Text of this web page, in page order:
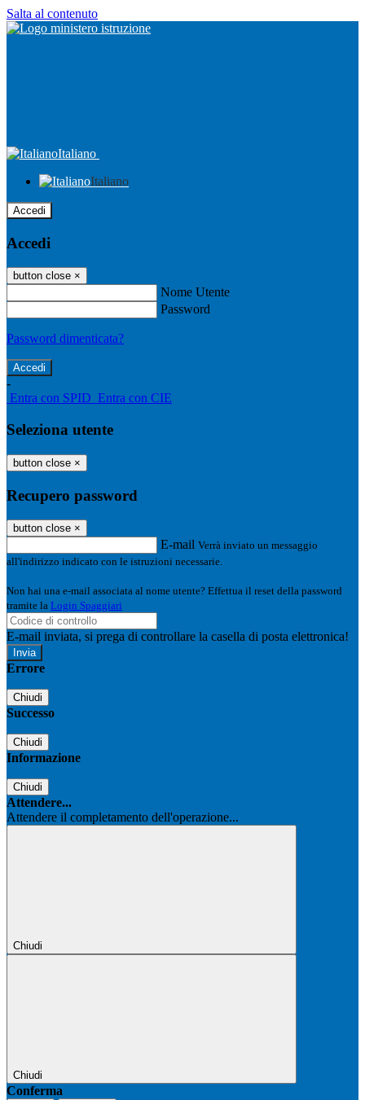
Salta al contenuto
Italiano
Italiano
Accedi
Accedi
button close ×
Nome Utente
Password
Password dimenticata?
-
Entra con SPID Entra con CIE
Seleziona utente
button close ×
Recupero password
button close ×
E-mail Verrà inviato un messaggio
all'indirizzo indicato con le istruzioni necessarie.
Non hai una e-mail associata al nome utente? Effettua il reset della password
tramite la Login Spaggiari
E-mail inviata, si prega di controllare la casella di posta elettronica!
Errore
Chiudi
Successo
Chiudi
Informazione
Chiudi
Attendere...
Attendere il completamento dell'operazione...
Chiudi
Chiudi
Conferma